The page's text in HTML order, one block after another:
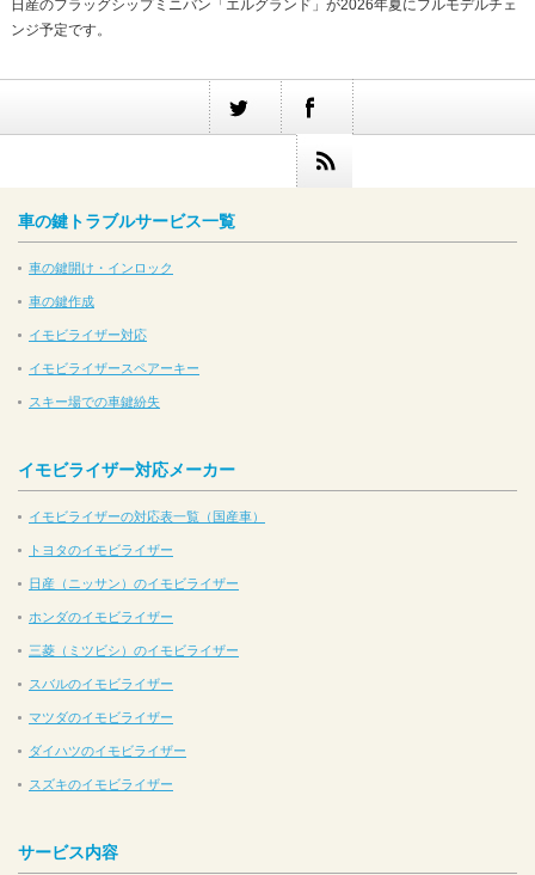
日産のフラッグシップミニバン「エルグランド」が2026年夏にフルモデルチェ
ンジ予定です。
車の鍵トラブルサービス一覧
車の鍵開け・インロック
車の鍵作成
イモビライザー対応
イモビライザースペアーキー
スキー場での車鍵紛失
イモビライザー対応メーカー
イモビライザーの対応表一覧（国産車）
トヨタのイモビライザー
日産（ニッサン）のイモビライザー
ホンダのイモビライザー
三菱（ミツビシ）のイモビライザー
スバルのイモビライザー
マツダのイモビライザー
ダイハツのイモビライザー
スズキのイモビライザー
サービス内容